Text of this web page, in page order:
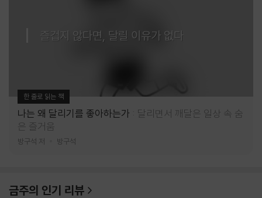
즐겁지 않다면, 달릴 이유가 없다
한 줄로 읽는 책
나는 왜 달리기를 좋아하는가
달리면서 깨달은 일상 속 숨
은 즐거움
방구석 저 방구석
금주의 인기 리뷰